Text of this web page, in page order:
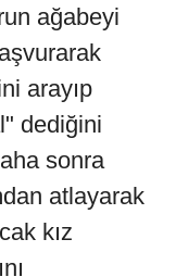
ağabeyi
arayıp
dediğini
sonra
atlayarak
kız